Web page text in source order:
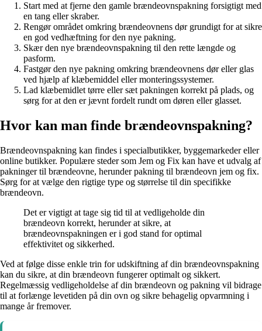
Start med at fjerne den gamle brændeovnspakning forsigtigt med
en tang eller skraber.
Rengør området omkring brændeovnens dør grundigt for at sikre
en god vedhæftning for den nye pakning.
Skær den nye brændeovnspakning til den rette længde og
pasform.
Fastgør den nye pakning omkring brændeovnens dør eller glas
ved hjælp af klæbemiddel eller monteringssystemer.
Lad klæbemidlet tørre eller sæt pakningen korrekt på plads, og
sørg for at den er jævnt fordelt rundt om døren eller glasset.
Hvor kan man finde brændeovnspakning?
Brændeovnspakning kan findes i specialbutikker, byggemarkeder eller
online butikker. Populære steder som Jem og Fix kan have et udvalg af
pakninger til brændeovne, herunder pakning til brændeovn jem og fix.
Sørg for at vælge den rigtige type og størrelse til din specifikke
brændeovn.
Det er vigtigt at tage sig tid til at vedligeholde din
brændeovn korrekt, herunder at sikre, at
brændeovnspakningen er i god stand for optimal
effektivitet og sikkerhed.
Ved at følge disse enkle trin for udskiftning af din brændeovnspakning
kan du sikre, at din brændeovn fungerer optimalt og sikkert.
Regelmæssig vedligeholdelse af din brændeovn og pakning vil bidrage
til at forlænge levetiden på din ovn og sikre behagelig opvarmning i
mange år fremover.